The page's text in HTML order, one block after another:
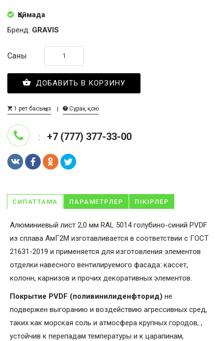
Қоймада
Бренд: GRAVIS
Саны
ДОБАВИТЬ В КОРЗИНУ
1 рет басыңыз Сұрақ қою
: +7 (777) 377-33-00
СИПАТТАМА ПАРАМЕТРЛЕР ПІКІРЛЕР
Алюминиевый лист 2,0 мм RAL 5014 голубино-синий PVDF
из сплава АмГ2М изготавливается в соответствии с ГОСТ
21631-2019 и применяется для изготовления элементов
отделки навесного вентилируемого фасада: кассет,
колонн, карнизов и прочих декоративных элементов.
Покрытие PVDF (поливинилиденфторид) не
подвержен выгоранию и воздействию агрессивных сред,
таких как морская соль и атмосфера крупных городов, ,
устойчив к перепадам температуры и к царапинам,